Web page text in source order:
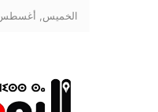
الخميس, أغسطس 6